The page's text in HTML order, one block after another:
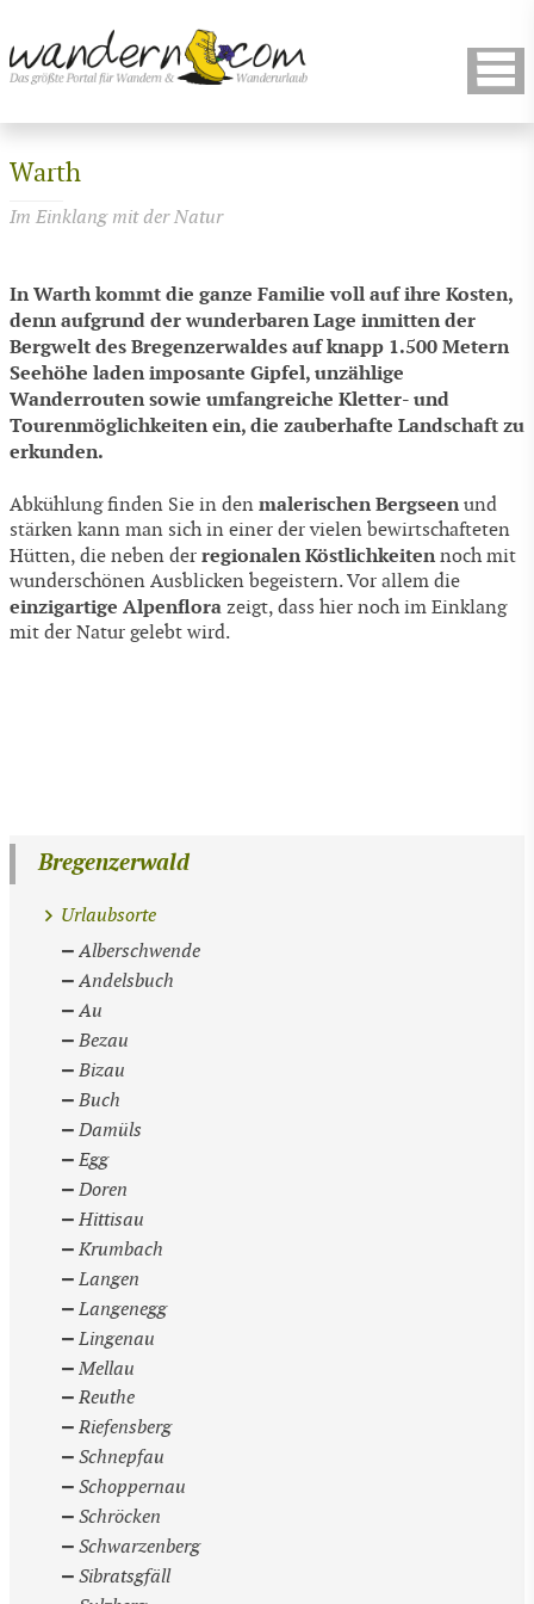
Warth
Im Einklang mit der Natur
In Warth kommt die ganze Familie voll auf ihre Kosten,
denn aufgrund der wunderbaren Lage inmitten der
Bergwelt des Bregenzerwaldes auf knapp 1.500 Metern
Seehöhe laden imposante Gipfel, unzählige
Wanderrouten sowie umfangreiche Kletter- und
Tourenmöglichkeiten ein, die zauberhafte Landschaft zu
erkunden.
Abkühlung finden Sie in den malerischen Bergseen und
stärken kann man sich in einer der vielen bewirtschafteten
Hütten, die neben der regionalen Köstlichkeiten noch mit
wunderschönen Ausblicken begeistern. Vor allem die
einzigartige Alpenflora zeigt, dass hier noch im Einklang
mit der Natur gelebt wird.
Bregenzerwald
Urlaubsorte
Alberschwende
Andelsbuch
Au
Bezau
Bizau
Buch
Damüls
Egg
Doren
Hittisau
Krumbach
Langen
Langenegg
Lingenau
Mellau
Reuthe
Riefensberg
Schnepfau
Schoppernau
Schröcken
Schwarzenberg
Sibratsgfäll